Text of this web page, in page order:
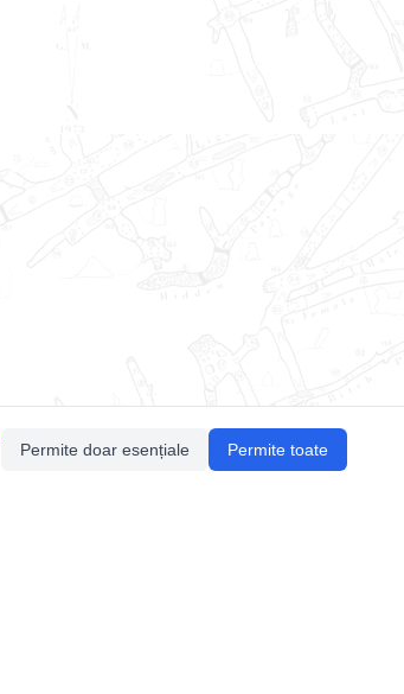
Permite doar esențiale Permite toate